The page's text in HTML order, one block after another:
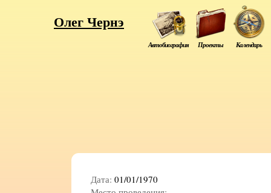
Олег Чернэ
Автобиография Проекты Календарь
Дата: 01/01/1970